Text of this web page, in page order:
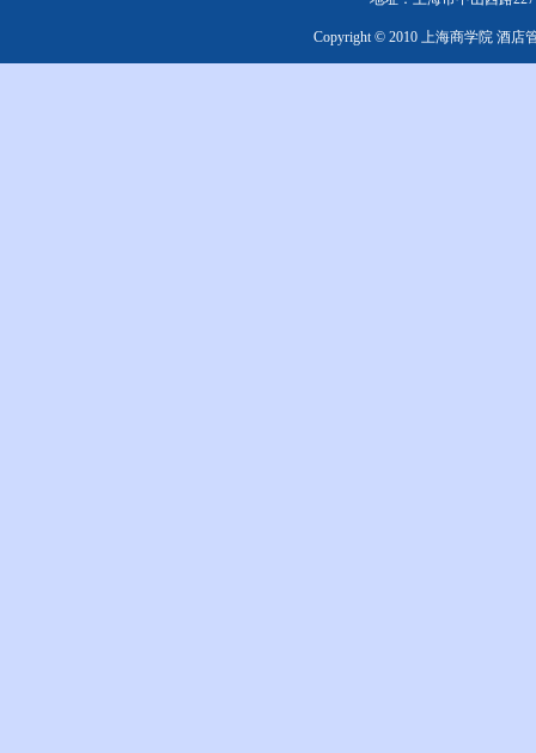
Copyright © 2010 上海商学院 酒店